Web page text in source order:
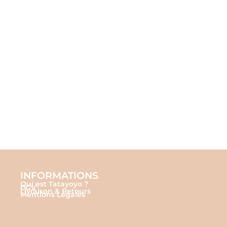
INFORMATIONS
Qui est Tatayoyo ?
CGV
Livraison & Retours
Mentions Légales